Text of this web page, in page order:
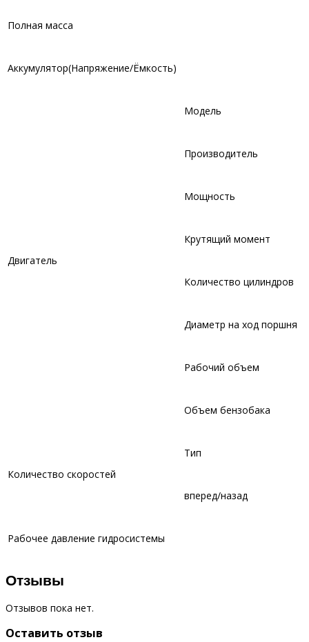
Полная масса
Аккумулятор(Напряжение/Ёмкость)
Двигатель
Модель
Производитель
Мощность
Крутящий момент
Количество цилиндров
Диаметр на ход поршня
Рабочий объем
Объем бензобака
Количество скоростей
Тип
вперед/назад
Рабочее давление гидросистемы
Отзывы
Отзывов пока нет.
Оставить отзыв